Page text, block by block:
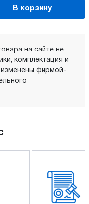
В корзину
на сайте не
комплектация и
изменены фирмой-